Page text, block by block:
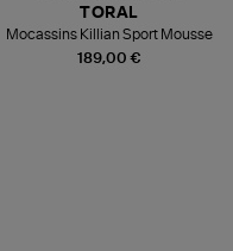
189,00 €
TORAL
Mocassins Killian Sport Mousse